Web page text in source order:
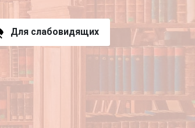
Для слабовидящих